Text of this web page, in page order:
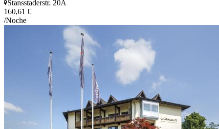
Stansstaderstr. 20A
160,61 €
/Noche